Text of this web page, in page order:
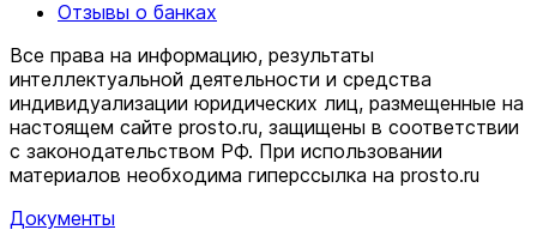
Отзывы о банках
Все права на информацию, результаты
интеллектуальной деятельности и средства
индивидуализации юридических лиц, размещенные на
настоящем сайте prosto.ru, защищены в соответствии
c законодательством РФ. При использовании
материалов необходима гиперссылка на prosto.ru
Документы